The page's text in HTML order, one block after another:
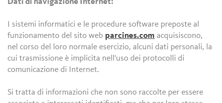
Dati di navigazione Internet:
I sistemi informatici e le procedure software preposte al
funzionamento del sito web parcines.com acquisiscono,
nel corso del loro normale esercizio, alcuni dati personali, la
cui trasmissione è implicita nell'uso dei protocolli di
comunicazione di Internet.
Si tratta di informazioni che non sono raccolte per essere